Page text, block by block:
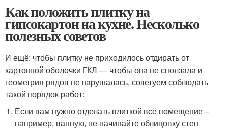
Как положить плитку на
гипсокартон на кухне. Несколько
полезных советов
И ещё: чтобы плитку не приходилось отдирать от
картонной оболочки ГКЛ — чтобы она не сползала и
геометрия рядов не нарушалась, советуем соблюдать
такой порядок работ:
Если вам нужно отделать плиткой всё помещение –
например, ванную, не начинайте облицовку стен